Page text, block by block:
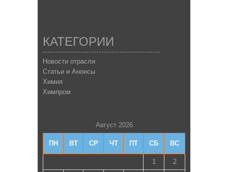
КАТЕГОРИИ
Новости отрасли
Статьи и Анонсы
Химия
Химпром
Август 2026
ПН ВТ СР ЧТ ПТ СБ ВС
1 2